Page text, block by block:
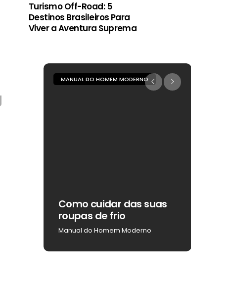
Turismo Off-Road: 5
Destinos Brasileiros Para
Viver a Aventura Suprema
MANUAL DO HOMEM MODERNO
Como cuidar das suas
roupas de frio
Manual do Homem Moderno